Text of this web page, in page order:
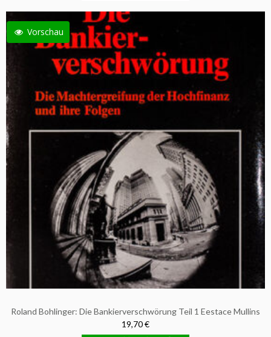
Vorschau
Roland Bohlinger: Die Bankierverschwörung Teil 1 Eestace Mullins
19,70 €